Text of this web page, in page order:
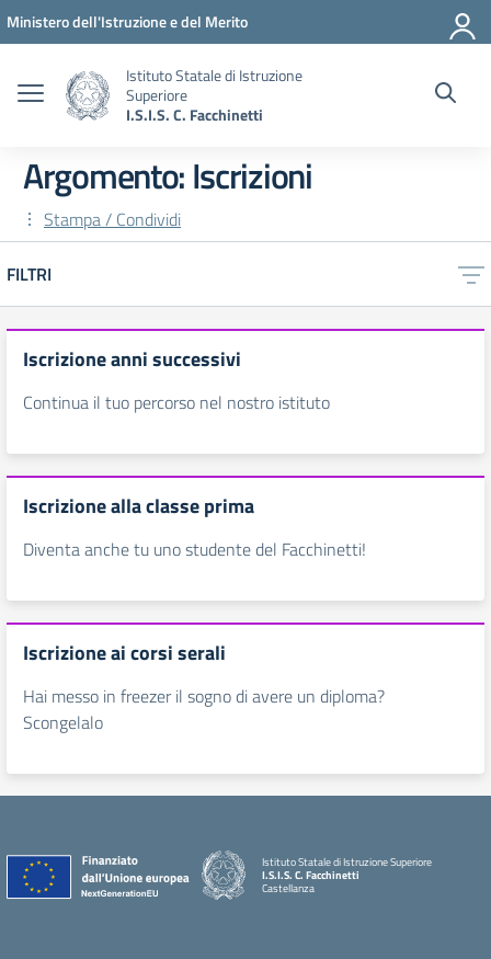
Vai ai contenuti
Vai al menu di navigazione
Vai al footer
Ministero dell'Istruzione e del Merito
Istituto Statale di Istruzione
Superiore
I.S.I.S. C. Facchinetti
Argomento: Iscrizioni
Stampa / Condividi
FILTRI
Iscrizione anni successivi
Continua il tuo percorso nel nostro istituto
Iscrizione alla classe prima
Diventa anche tu uno studente del Facchinetti!
Iscrizione ai corsi serali
Hai messo in freezer il sogno di avere un diploma?
Scongelalo
Istituto Statale di Istruzione Superiore
I.S.I.S. C. Facchinetti
Castellanza